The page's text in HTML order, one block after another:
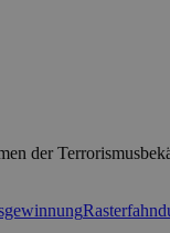
der